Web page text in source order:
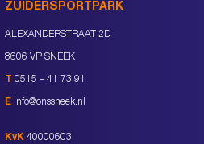
ZUIDERSPORTPARK
ALEXANDERSTRAAT 2D
8606 VP SNEEK
T 0515 – 41 73 91
E info@onssneek.nl
KvK 40000603